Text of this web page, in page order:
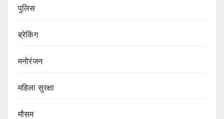
पुलिस
ब्रेकिंग
मनोरंजन
महिला सुरक्षा
मौसम